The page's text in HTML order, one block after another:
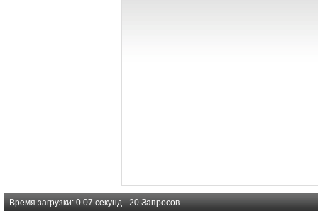
Время загрузки: 0.07 секунд - 20 Запросов